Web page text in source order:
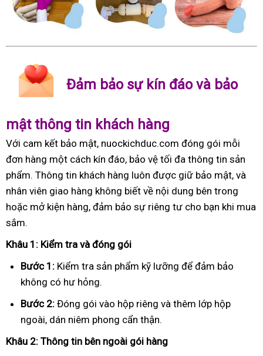
Đảm bảo sự kín đáo và bảo
mật thông tin khách hàng
Với cam kết bảo mật, nuockichduc.com đóng gói mỗi
đơn hàng một cách kín đáo, bảo vệ tối đa thông tin sản
phẩm. Thông tin khách hàng luôn được giữ bảo mật, và
nhân viên giao hàng không biết về nội dung bên trong
hoặc mở kiện hàng, đảm bảo sự riêng tư cho bạn khi mua
sắm.
Khâu 1: Kiểm tra và đóng gói
Bước 1: Kiểm tra sản phẩm kỹ lưỡng để đảm bảo
không có hư hỏng.
Bước 2: Đóng gói vào hộp riêng và thêm lớp hộp
ngoài, dán niêm phong cẩn thận.
Khâu 2: Thông tin bên ngoài gói hàng